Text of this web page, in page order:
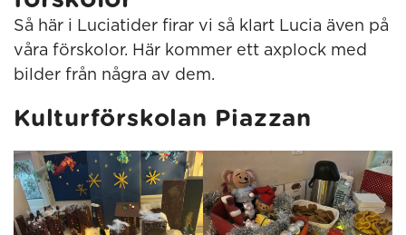
Så här i Luciatider firar vi så klart Lucia även på
våra förskolor. Här kommer ett axplock med
bilder från några av dem.
Kulturförskolan Piazzan